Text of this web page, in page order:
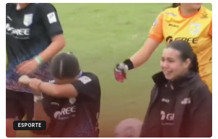
ESPORTE